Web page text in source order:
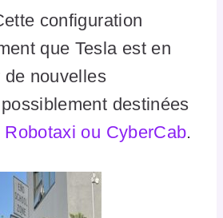
configuration
que Tesla est en
nouvelles
destinées
Robotaxi ou CyberCab.